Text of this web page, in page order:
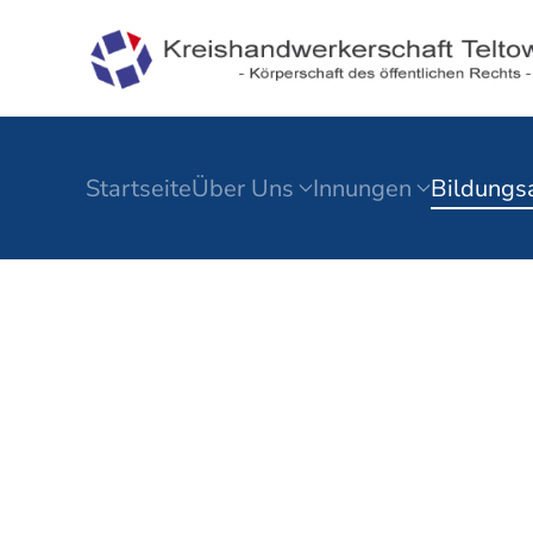
Zum Hauptinhalt springen
StartseiteÜber Uns Innungen